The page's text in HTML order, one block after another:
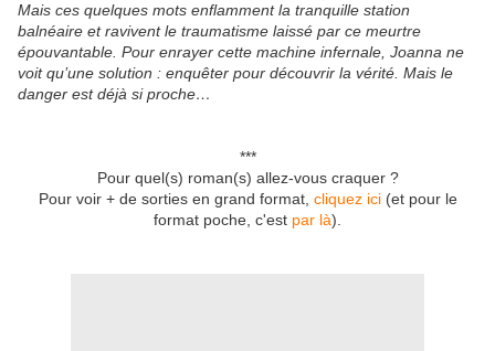
Mais ces quelques mots enflamment la tranquille station
balnéaire et ravivent le traumatisme laissé par ce meurtre
épouvantable. Pour enrayer cette machine infernale, Joanna ne
voit qu’une solution : enquêter pour découvrir la vérité. Mais le
danger est déjà si proche…
***
Pour quel(s) roman(s) allez-vous craquer ?
Pour voir + de sorties en grand format, cliquez ici (et pour le
format poche, c'est par là).